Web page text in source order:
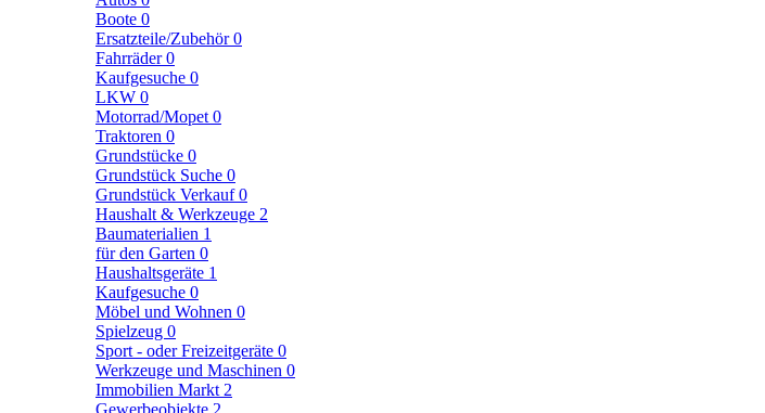
Boote 0
Ersatzteile/Zubehör0
Fahrräder0
Kaufgesuche 0
LKW 0
Motorrad/Mopet 0
Traktoren 0
Grundstücke 0
Grundstück Suche 0
Grundstück Verkauf0
Haushalt & Werkzeuge 2
Baumaterialien 1
für den Garten 0
Haushaltsgeräte 1
Kaufgesuche 0
Möbel und Wohnen 0
Spielzeug 0
Sport - oder Freizeitgeräte 0
Werkzeuge und Maschinen 0
Immobilien Markt 2
Gewerbeobjekte 2